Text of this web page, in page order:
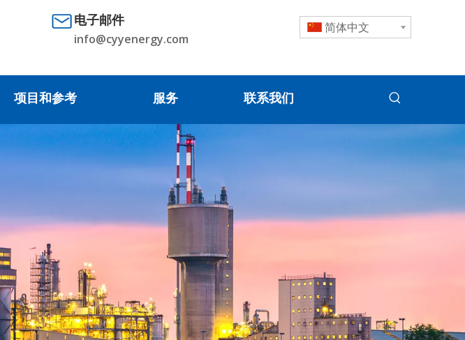
电子邮件
info@cyyenergy.com
简体中文
项目和参考 服务 联系我们